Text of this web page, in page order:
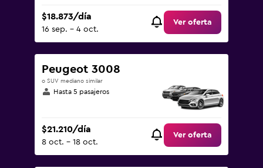
$18.873/día
16 sep. - 4 oct.
Ver oferta
Peugeot 3008
o SUV mediano similar
Hasta 5 pasajeros
$21.210/día
8 oct. - 18 oct.
Ver oferta